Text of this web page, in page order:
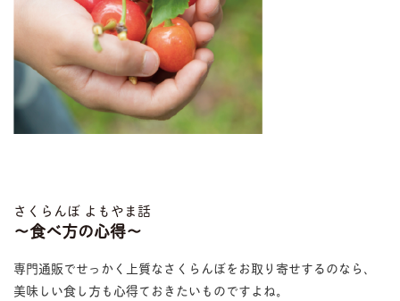
さくらんぼ よもやま話
〜食べ方の心得〜
専門通販でせっかく上質なさくらんぼをお取り寄せするのなら、
美味しい食し方も心得ておきたいものですよね。